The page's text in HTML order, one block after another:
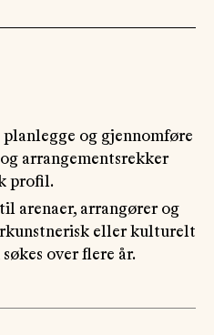
og gjennomføre
arrangementsrekker
profil.
arenaer, arrangører og
eller kulturelt
over flere år.